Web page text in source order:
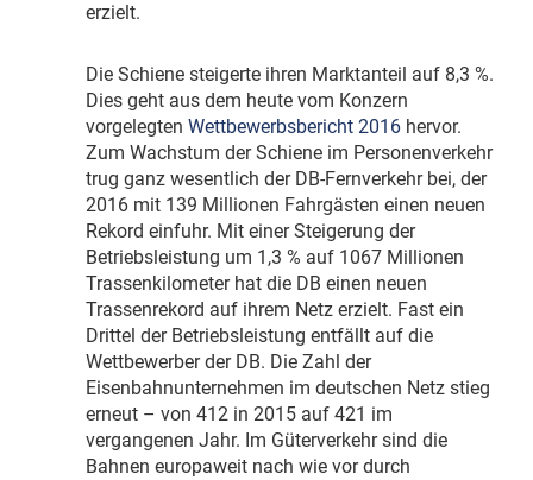
erzielt.
Die Schiene steigerte ihren Marktanteil auf 8,3 %.
Dies geht aus dem heute vom Konzern
vorgelegten Wettbewerbsbericht 2016 hervor.
Zum Wachstum der Schiene im Personenverkehr
trug ganz wesentlich der DB-Fernverkehr bei, der
2016 mit 139 Millionen Fahrgästen einen neuen
Rekord einfuhr. Mit einer Steigerung der
Betriebsleistung um 1,3 % auf 1067 Millionen
Trassenkilometer hat die DB einen neuen
Trassenrekord auf ihrem Netz erzielt. Fast ein
Drittel der Betriebsleistung entfällt auf die
Wettbewerber der DB. Die Zahl der
Eisenbahnunternehmen im deutschen Netz stieg
erneut – von 412 in 2015 auf 421 im
vergangenen Jahr. Im Güterverkehr sind die
Bahnen europaweit nach wie vor durch